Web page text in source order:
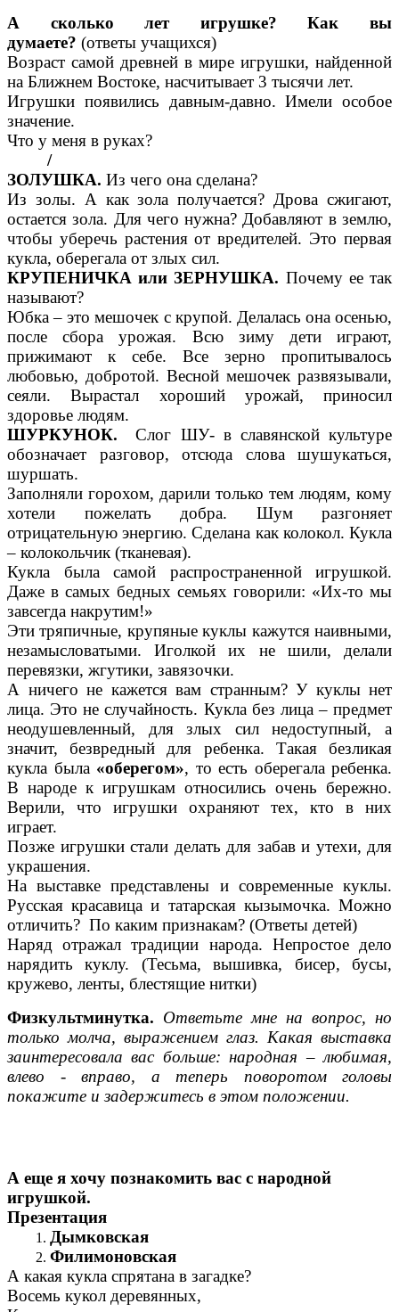
А сколько лет игрушке? Как вы
думаете? (ответы учащихся)
Возраст самой древней в мире игрушки, найденной
на Ближнем Востоке, насчитывает 3 тысячи лет.
Игрушки появились давным-давно. Имели особое
значение.
Что у меня в руках?
/
ЗОЛУШКА. Из чего она сделана?
Из золы. А как зола получается? Дрова сжигают,
остается зола. Для чего нужна? Добавляют в землю,
чтобы уберечь растения от вредителей. Это первая
кукла, оберегала от злых сил.
КРУПЕНИЧКА или ЗЕРНУШКА. Почему ее так
называют?
Юбка – это мешочек с крупой. Делалась она осенью,
после сбора урожая. Всю зиму дети играют,
прижимают к себе. Все зерно пропитывалось
любовью, добротой. Весной мешочек развязывали,
сеяли. Вырастал хороший урожай, приносил
здоровье людям.
ШУРКУНОК. Слог ШУ- в славянской культуре
обозначает разговор, отсюда слова шушукаться,
шуршать.
Заполняли горохом, дарили только тем людям, кому
хотели пожелать добра. Шум разгоняет
отрицательную энергию. Сделана как колокол. Кукла
– колокольчик (тканевая).
Кукла была самой распространенной игрушкой.
Даже в самых бедных семьях говорили: «Их-то мы
завсегда накрутим!»
Эти тряпичные, крупяные куклы кажутся наивными,
незамысловатыми. Иголкой их не шили, делали
перевязки, жгутики, завязочки.
А ничего не кажется вам странным? У куклы нет
лица. Это не случайность. Кукла без лица – предмет
неодушевленный, для злых сил недоступный, а
значит, безвредный для ребенка. Такая безликая
кукла была «оберегом», то есть оберегала ребенка.
В народе к игрушкам относились очень бережно.
Верили, что игрушки охраняют тех, кто в них
играет.
Позже игрушки стали делать для забав и утехи, для
украшения.
На выставке представлены и современные куклы.
Русская красавица и татарская кызымочка. Можно
отличить? По каким признакам? (Ответы детей)
Наряд отражал традиции народа. Непростое дело
нарядить куклу. (Тесьма, вышивка, бисер, бусы,
кружево, ленты, блестящие нитки)
Физкультминутка. Ответьте мне на вопрос, но
только молча, выражением глаз. Какая выставка
заинтересовала вас больше: народная – любимая,
влево - вправо, а теперь поворотом головы
покажите и задержитесь в этом положении.
А еще я хочу познакомить вас с народной
игрушкой.
Презентация
Дымковская
Филимоновская
А какая кукла спрятана в загадке?
Восемь кукол деревянных,